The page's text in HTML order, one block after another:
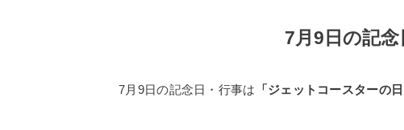
7月9日の記
7月9日の記念日・行事は 「ジェットコースターの